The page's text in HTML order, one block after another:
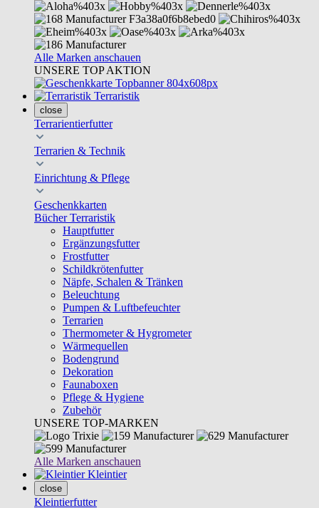
Alle Marken anschauen
UNSERE TOP AKTION
Terraristik
close
Terrarientierfutter
Terrarien & Technik
Einrichtung & Pflege
Geschenkkarten
Bücher Terraristik
Hauptfutter
Ergänzungsfutter
Frostfutter
Schildkrötenfutter
Näpfe, Schalen & Tränken
Beleuchtung
Pumpen & Luftbefeuchter
Terrarien
Thermometer & Hygrometer
Wärmequellen
Bodengrund
Dekoration
Faunaboxen
Pflege & Hygiene
Zubehör
UNSERE TOP-MARKEN
Alle Marken anschauen
Kleintier
close
Kleintierfutter